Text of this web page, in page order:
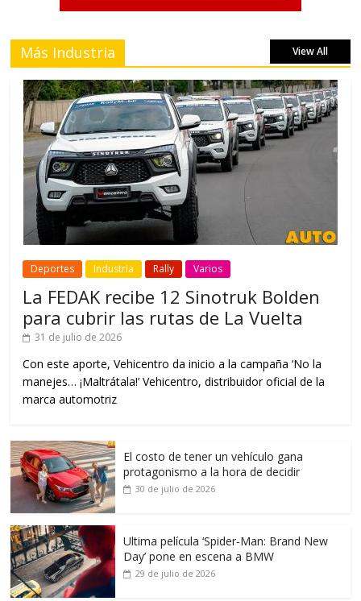
Más Industria View All
Deportes Industria Rally Varios
La FEDAK recibe 12 Sinotruk Bolden
para cubrir las rutas de La Vuelta
31 de julio de 2026
Con este aporte, Vehicentro da inicio a la campaña ‘No la
manejes… ¡Maltrátala!’ Vehicentro, distribuidor oficial de la
marca automotriz
El costo de tener un vehículo gana
protagonismo a la hora de decidir
30 de julio de 2026
Ultima película ‘Spider‑Man: Brand New
Day’ pone en escena a BMW
29 de julio de 2026